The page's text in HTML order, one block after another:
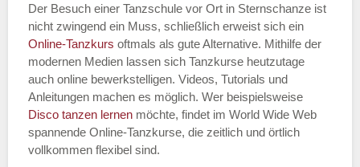
E-Mail*
Name der Tanzschule
Der Besuch einer Tanzschule vor Ort in Sternschanze ist
nicht zwingend ein Muss, schließlich erweist sich ein
Online-Tanzkurs oftmals als gute Alternative. Mithilfe der
modernen Medien lassen sich Tanzkurse heutzutage
auch online bewerkstelligen. Videos, Tutorials und
Anleitungen machen es möglich. Wer beispielsweise
Disco tanzen lernen möchte, findet im World Wide Web
spannende Online-Tanzkurse, die zeitlich und örtlich
vollkommen flexibel sind.